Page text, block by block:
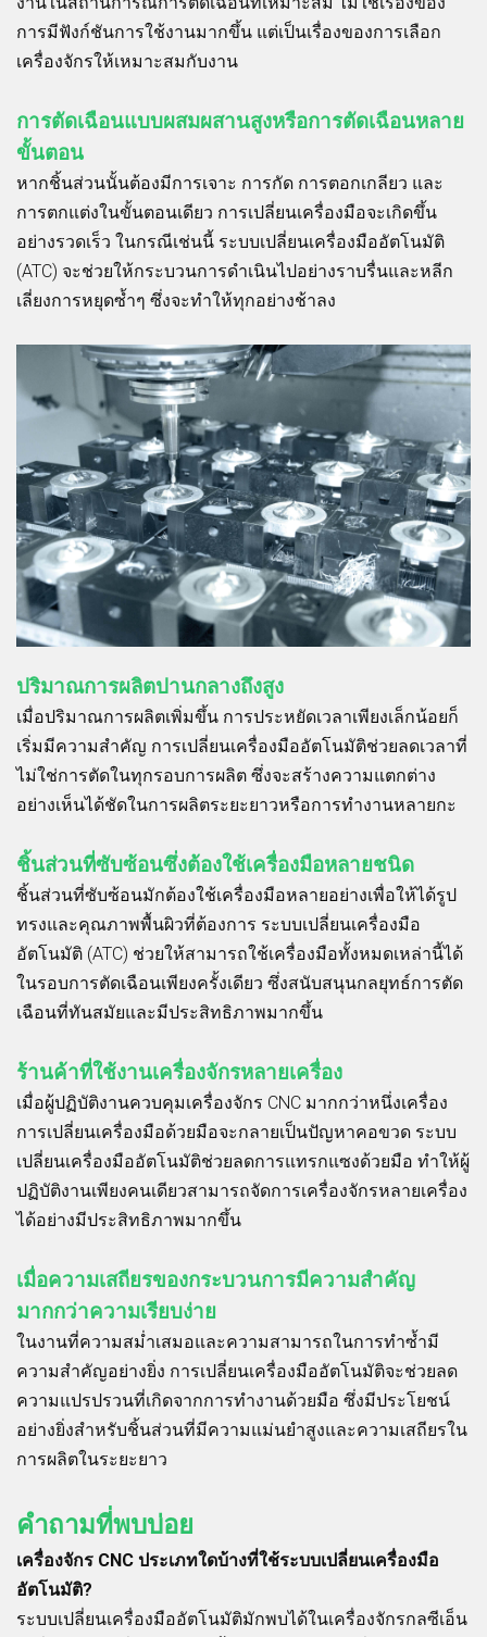
การมีฟังก์ชันการใช้งานมากขึ้น แต่เป็นเรื่องของการเลือก
เครื่องจักรให้เหมาะสมกับงาน
การตัดเฉือนแบบผสมผสานสูงหรือการตัดเฉือนหลาย
ขั้นตอน
หากชิ้นส่วนนั้นต้องมีการเจาะ การกัด การตอกเกลียว และ
การตกแต่งในขั้นตอนเดียว การเปลี่ยนเครื่องมือจะเกิดขึ้น
อย่างรวดเร็ว ในกรณีเช่นนี้ ระบบเปลี่ยนเครื่องมืออัตโนมัติ
(ATC) จะช่วยให้กระบวนการดำเนินไปอย่างราบรื่นและหลีก
เลี่ยงการหยุดซ้ำๆ ซึ่งจะทำให้ทุกอย่างช้าลง
ปริมาณการผลิตปานกลางถึงสูง
เมื่อปริมาณการผลิตเพิ่มขึ้น การประหยัดเวลาเพียงเล็กน้อยก็
เริ่มมีความสำคัญ การเปลี่ยนเครื่องมืออัตโนมัติช่วยลดเวลาที่
ไม่ใช่การตัดในทุกรอบการผลิต ซึ่งจะสร้างความแตกต่าง
อย่างเห็นได้ชัดในการผลิตระยะยาวหรือการทำงานหลายกะ
ชิ้นส่วนที่ซับซ้อนซึ่งต้องใช้เครื่องมือหลายชนิด
ชิ้นส่วนที่ซับซ้อนมักต้องใช้เครื่องมือหลายอย่างเพื่อให้ได้รูป
ทรงและคุณภาพพื้นผิวที่ต้องการ ระบบเปลี่ยนเครื่องมือ
อัตโนมัติ (ATC) ช่วยให้สามารถใช้เครื่องมือทั้งหมดเหล่านี้ได้
ในรอบการตัดเฉือนเพียงครั้งเดียว ซึ่งสนับสนุนกลยุทธ์การตัด
เฉือนที่ทันสมัยและมีประสิทธิภาพมากขึ้น
ร้านค้าที่ใช้งานเครื่องจักรหลายเครื่อง
เมื่อผู้ปฏิบัติงานควบคุมเครื่องจักร CNC มากกว่าหนึ่งเครื่อง
การเปลี่ยนเครื่องมือด้วยมือจะกลายเป็นปัญหาคอขวด ระบบ
เปลี่ยนเครื่องมืออัตโนมัติช่วยลดการแทรกแซงด้วยมือ ทำให้ผู้
ปฏิบัติงานเพียงคนเดียวสามารถจัดการเครื่องจักรหลายเครื่อง
ได้อย่างมีประสิทธิภาพมากขึ้น
เมื่อความเสถียรของกระบวนการมีความสำคัญ
มากกว่าความเรียบง่าย
ในงานที่ความสม่ำเสมอและความสามารถในการทำซ้ำมี
ความสำคัญอย่างยิ่ง การเปลี่ยนเครื่องมืออัตโนมัติจะช่วยลด
ความแปรปรวนที่เกิดจากการทำงานด้วยมือ ซึ่งมีประโยชน์
อย่างยิ่งสำหรับชิ้นส่วนที่มีความแม่นยำสูงและความเสถียรใน
การผลิตในระยะยาว
คำถามที่พบบ่อย
เครื่องจักร CNC ประเภทใดบ้างที่ใช้ระบบเปลี่ยนเครื่องมือ
อัตโนมัติ?
ระบบเปลี่ยนเครื่องมืออัตโนมัติมักพบได้ในเครื่องจักรกลซีเอ็น